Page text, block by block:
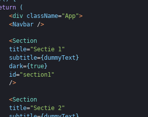
(
<div className="App">
<Navbar />
<Section
title="Sectie 1"
subtitle={dummyText }
dark={true}
id="section1"
/>
<Section
title="Sectie 2"